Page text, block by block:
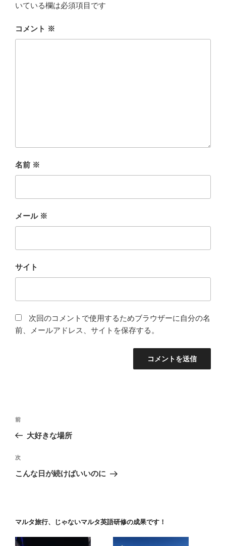
いている欄は必須項目です
コメント ※
名前 ※
メール ※
サイト
次回のコメントで使用するためブラウザーに自分の名
前、メールアドレス、サイトを保存する。
投
ナ
ビ
ゲ
ン
前
の
稿
前
大好きな場所
次
の
次
こんな日が続けばいいのに
マルタ旅行、じゃないマルタ英語研修の成果です！